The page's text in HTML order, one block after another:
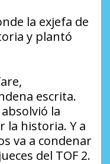
la exjefa de
y plantó
escrita.
la
la historia. Y a
va a condenar
del TOF 2.